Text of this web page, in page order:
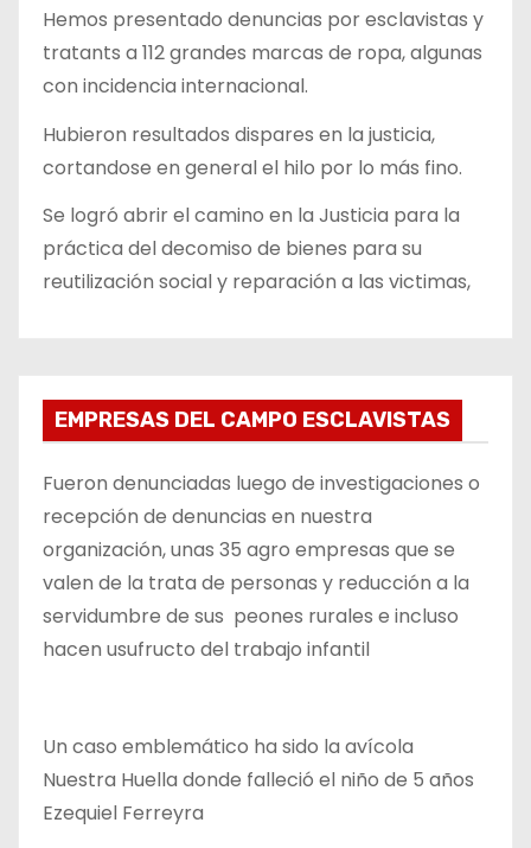
Hemos presentado denuncias por esclavistas y
tratants a 112 grandes marcas de ropa, algunas
con incidencia internacional.
Hubieron resultados dispares en la justicia,
cortandose en general el hilo por lo más fino.
Se logró abrir el camino en la Justicia para la
práctica del decomiso de bienes para su
reutilización social y reparación a las victimas,
EMPRESAS DEL CAMPO ESCLAVISTAS
Fueron denunciadas luego de investigaciones o
recepción de denuncias en nuestra
organización, unas 35 agro empresas que se
valen de la trata de personas y reducción a la
servidumbre de sus peones rurales e incluso
hacen usufructo del trabajo infantil
Un caso emblemático ha sido la avícola
Nuestra Huella donde falleció el niño de 5 años
Ezequiel Ferreyra